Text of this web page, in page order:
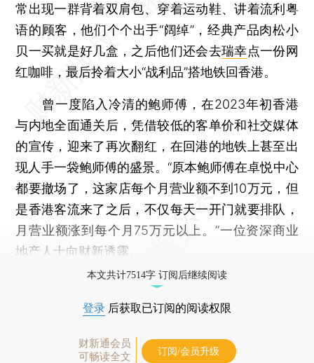
常出现一群背着双肩包、穿着运动鞋、讲着流利粤
语的顾客，他们个个出手“阔绰”，经典产品肉松小
贝一买就是好几盒，之后他们还会去瑞幸点一份网
红咖啡，最后拎着大小“战利品”搭地铁回香港。
曾一度陷入冷清的鲍师傅，在2023年初香港
与内地全面通关后，凭借较低的客单价和社交媒体
的宣传，迎来了再次翻红，在回港的地铁上甚至出
现人手一袋鲍师傅的盛景。“原本鲍师傅在卓悦中心
都要撤场了，这家店每个月营业额不到10万元，但
是香港客流来了之后，不仅每天一开门就要排队，
月营业额涨到每个月75万元以上。”一位资深商业
地产人士向财新透露。
本文共计7514字 订阅后继续阅读
登录 后获取已订阅的阅读权限
财新通会员
可畅读全文
订阅/会员升级